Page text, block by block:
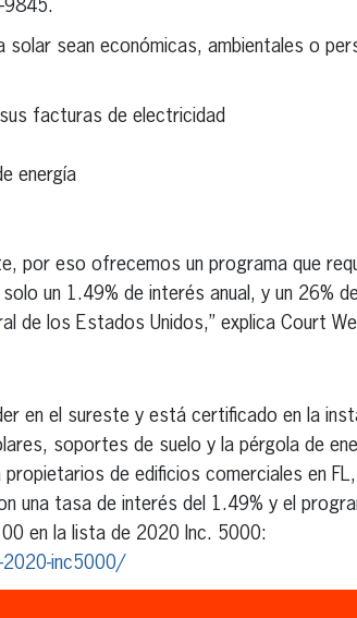
9845.
solar sean económicas, ambientales o
facturas de electricidad
energía
por eso ofrecemos un programa que
un 1.49% de interés anual, y un 26%
los Estados Unidos,” explica Court
en el sureste y está certificado en la
soportes de suelo y la pérgola de
de edificios comerciales en FL,
una tasa de interés del 1.49% y el
en la lista de 2020 Inc. 5000:
2020-inc5000/